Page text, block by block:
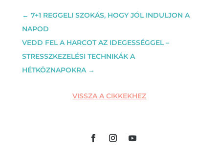
← 7+1 REGGELI SZOKÁS, HOGY JÓL INDULJON A
NAPOD
VEDD FEL A HARCOT AZ IDEGESSÉGGEL –
STRESSZKEZELÉSI TECHNIKÁK A
HÉTKÖZNAPOKRA→
VISSZA A CIKKEKHEZ